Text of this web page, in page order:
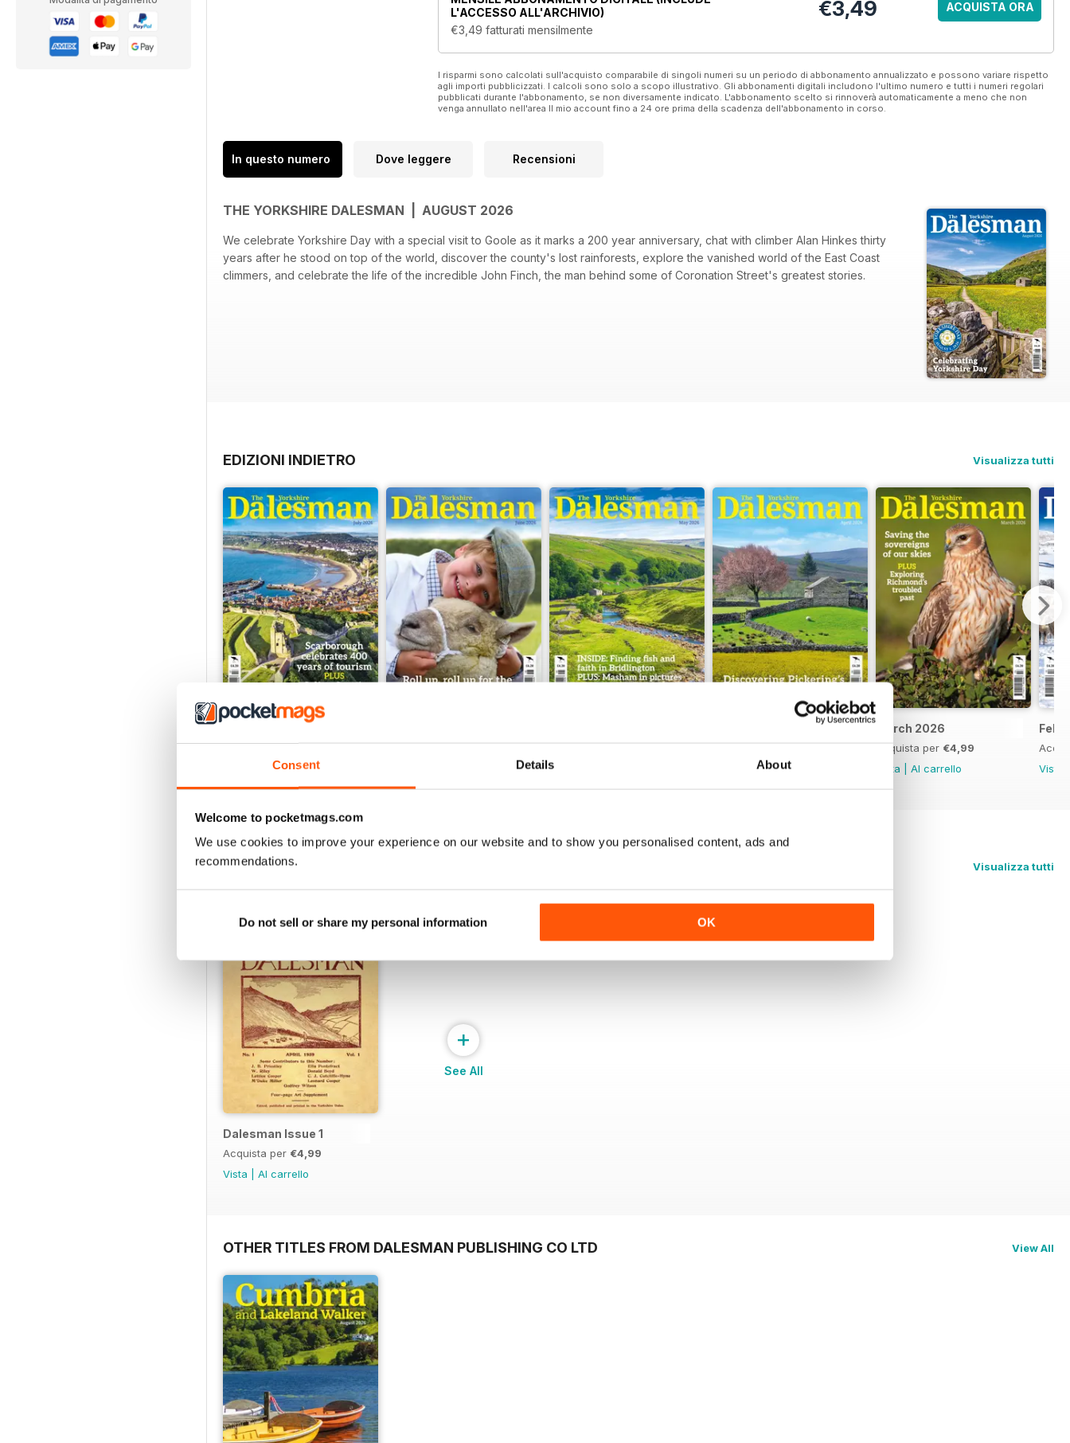
Consent Details About
Welcome to pocketmags.com
We use cookies to improve your experience on our website and to show you personalised content, ads and
recommendations.
Do not sell or share my personal information OK
L'ACCESSO ALL'ARCHIVIO)
€3,49 fatturati mensilmente
€3,49 ACQUISTA ORA
I risparmi sono calcolati sull'acquisto comparabile di singoli numeri su un periodo di abbonamento annualizzato e possono variare rispetto
agli importi pubblicizzati. I calcoli sono solo a scopo illustrativo. Gli abbonamenti digitali includono l'ultimo numero e tutti i numeri regolari
pubblicati durante l'abbonamento, se non diversamente indicato. L'abbonamento scelto si rinnoverà automaticamente a meno che non
venga annullato nell'area Il mio account fino a 24 ore prima della scadenza dell'abbonamento in corso.
In questo numero Dove leggere Recensioni
THE YORKSHIRE DALESMAN | AUGUST 2026
We celebrate Yorkshire Day with a special visit to Goole as it marks a 200 year anniversary, chat with climber Alan Hinkes thirty
years after he stood on top of the world, discover the county's lost rainforests, explore the vanished world of the East Coast
climmers, and celebrate the life of the incredible John Finch, the man behind some of Coronation Street's greatest stories.
EDIZIONI INDIETRO Visualizza tutti
Acquista per€4,99
Al carrello
Acquista per€4,99
Acquista per€4,99
Vista
Acquista per€4,99
Al carrello
March 2026
Acquista per €4,99
Vista
Al carrello
Vista
SPECIAL EDITIONS Visualizza tutti
Dalesman Issue 1
Acquista per €4,99
Vista
Al carrello
+
See All
OTHER TITLES FROM DALESMAN PUBLISHING CO LTD View All